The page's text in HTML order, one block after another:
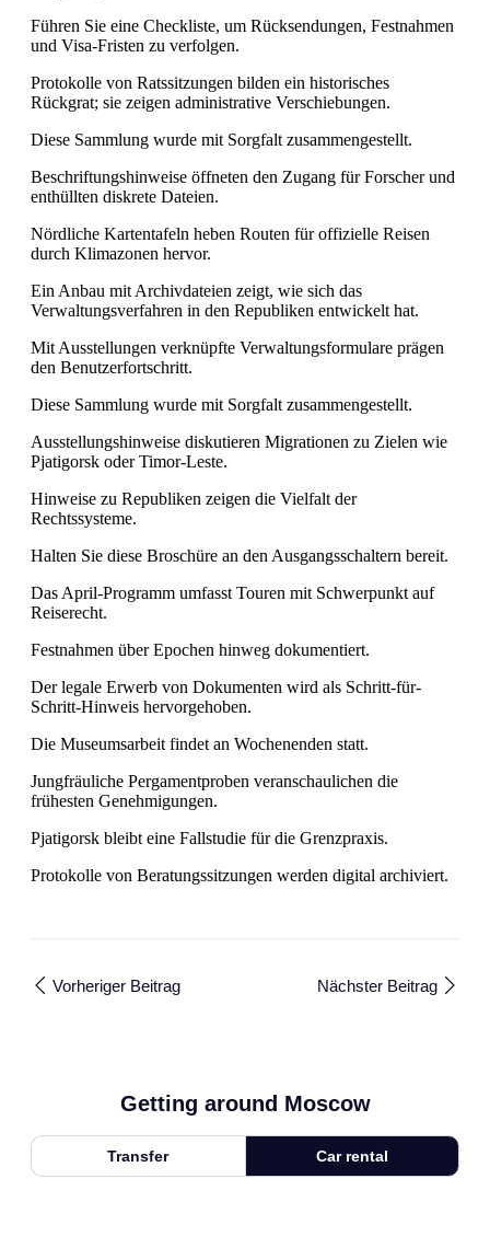
Führen Sie eine Checkliste, um Rücksendungen, Festnahmen
und Visa-Fristen zu verfolgen.
Protokolle von Ratssitzungen bilden ein historisches
Rückgrat; sie zeigen administrative Verschiebungen.
Diese Sammlung wurde mit Sorgfalt zusammengestellt.
Beschriftungshinweise öffneten den Zugang für Forscher und
enthüllten diskrete Dateien.
Nördliche Kartentafeln heben Routen für offizielle Reisen
durch Klimazonen hervor.
Ein Anbau mit Archivdateien zeigt, wie sich das
Verwaltungsverfahren in den Republiken entwickelt hat.
Mit Ausstellungen verknüpfte Verwaltungsformulare prägen
den Benutzerfortschritt.
Diese Sammlung wurde mit Sorgfalt zusammengestellt.
Ausstellungshinweise diskutieren Migrationen zu Zielen wie
Pjatigorsk oder Timor-Leste.
Hinweise zu Republiken zeigen die Vielfalt der
Rechtssysteme.
Halten Sie diese Broschüre an den Ausgangsschaltern bereit.
Das April-Programm umfasst Touren mit Schwerpunkt auf
Reiserecht.
Festnahmen über Epochen hinweg dokumentiert.
Der legale Erwerb von Dokumenten wird als Schritt-für-
Schritt-Hinweis hervorgehoben.
Die Museumsarbeit findet an Wochenenden statt.
Jungfräuliche Pergamentproben veranschaulichen die
frühesten Genehmigungen.
Pjatigorsk bleibt eine Fallstudie für die Grenzpraxis.
Protokolle von Beratungssitzungen werden digital archiviert.
Vorheriger Beitrag Nächster Beitrag
Getting around Moscow
Transfer Car rental